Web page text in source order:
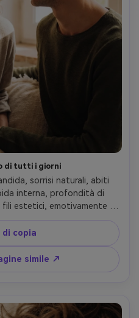
di tutti i giorni
sorrisi naturali, abiti
interna, profondità di
fili estetici, emotivamente
stile ispirato a
di copia
simile ↗